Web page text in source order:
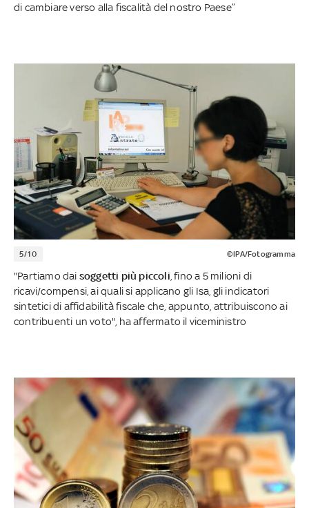
di cambiare verso alla fiscalità del nostro Paese”
5/10 ©IPA/Fotogramma
"Partiamo dai soggetti più piccoli , fino a 5 milioni di
ricavi/compensi, ai quali si applicano gli Isa, gli indicatori
sintetici di affidabilità fiscale che, appunto, attribuiscono ai
contribuenti un voto", ha affermato il viceministro